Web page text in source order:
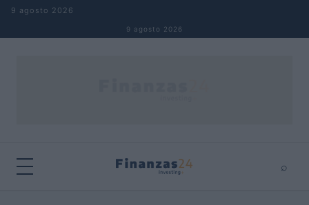
Saltar al contenido
9 agosto 2026
9 agosto 2026
⌕